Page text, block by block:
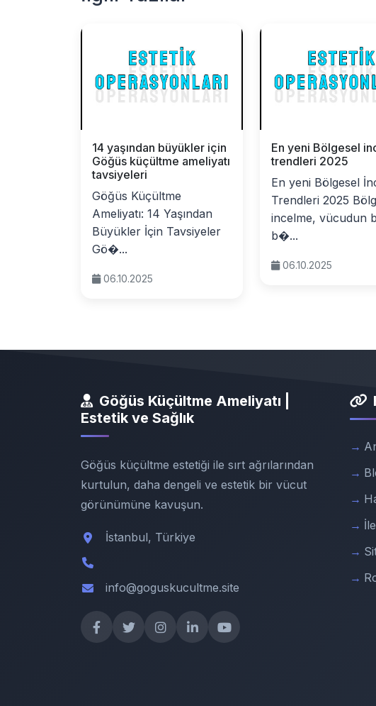
14 yaşından büyükler için
Göğüs küçültme ameliyatı
tavsiyeleri
Göğüs Küçültme
Ameliyatı: 14 Yaşından
Büyükler İçin Tavsiyeler
Gö�...
06.10.2025
En yeni Bölgesel
trendleri 2025
En yeni Bölgesel
Trendleri 2025
incelme, vücudun
b�...
06.10.2025
Göğüs Küçültme Ameliyatı |
Estetik ve Sağlık
Göğüs küçültme estetiği ile sırt ağrılarından
kurtulun, daha dengeli ve estetik bir vücut
görünümüne kavuşun.
İstanbul, Türkiye
info@goguskucultme.site